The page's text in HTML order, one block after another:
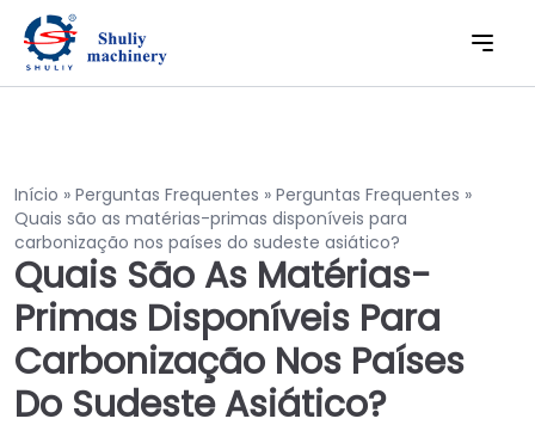
Início » Perguntas Frequentes » Perguntas Frequentes »
Quais são as matérias-primas disponíveis para
carbonização nos países do sudeste asiático?
Quais São As Matérias-
Primas Disponíveis Para
Carbonização Nos Países
Do Sudeste Asiático?